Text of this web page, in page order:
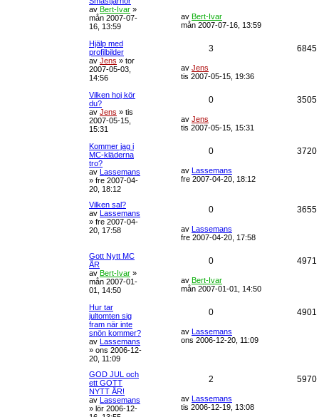
av Bert-Ivar »
mån 2007-07-
16, 13:59
av Bert-Ivar
mån 2007-07-16, 13:59
Hjälp med
profilbilder
av Jens » tor
2007-05-03,
14:56
3 6845
av Jens
tis 2007-05-15, 19:36
Vilken hoj kör
du?
av Jens » tis
2007-05-15,
15:31
0 3505
av Jens
tis 2007-05-15, 15:31
Kommer jag i
MC-kläderna
tro?
av Lassemans
» fre 2007-04-
20, 18:12
0 3720
av Lassemans
fre 2007-04-20, 18:12
Vilken sal?
av Lassemans
» fre 2007-04-
20, 17:58
0 3655
av Lassemans
fre 2007-04-20, 17:58
Gott Nytt MC
ÅR
av Bert-Ivar »
mån 2007-01-
01, 14:50
0 4971
av Bert-Ivar
mån 2007-01-01, 14:50
Hur tar
jultomten sig
fram när inte
snön kommer?
av Lassemans
» ons 2006-12-
20, 11:09
0 4901
av Lassemans
ons 2006-12-20, 11:09
GOD JUL och
ett GOTT
NYTT ÅR!
av Lassemans
» lör 2006-12-
2 5970
av Lassemans
tis 2006-12-19, 13:08